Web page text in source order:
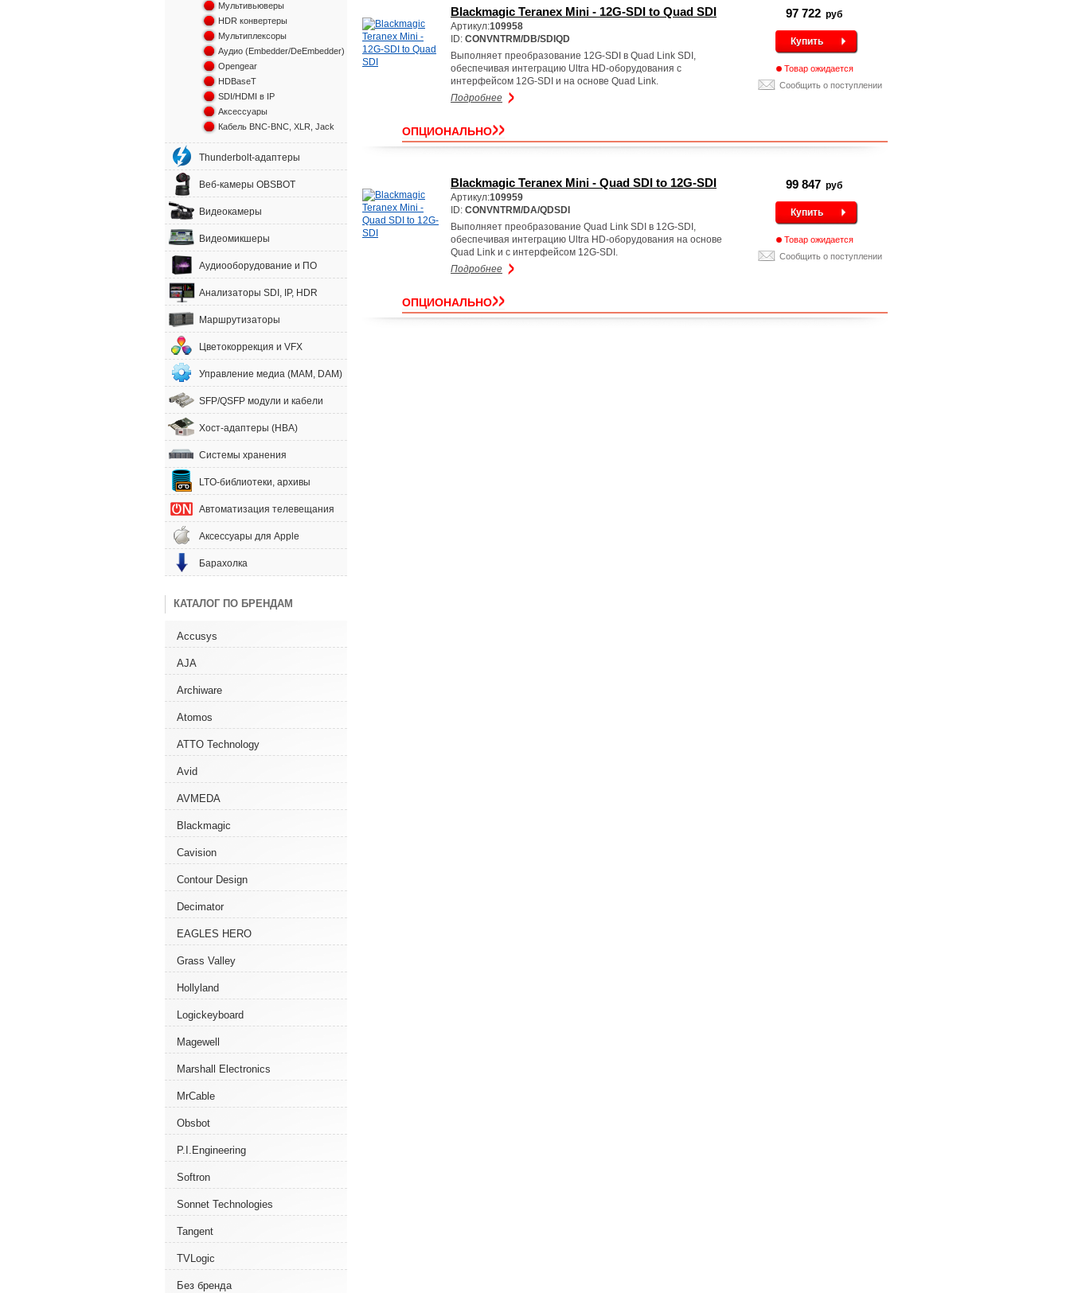
Мультивьюверы
HDR конвертеры
Мультиплексоры
Аудио (Embedder/DeEmbedder)
Opengear
HDBaseT
SDI/HDMI в IP
Аксессуары
Кабель BNC-BNC, XLR, Jack
Thunderbolt-адаптеры
Веб-камеры OBSBOT
Видеокамеры
Видеомикшеры
Аудиооборудование и ПО
Анализаторы SDI, IP, HDR
Маршрутизаторы
Цветокоррекция и VFX
Управление медиа (MAM, DAM)
SFP/QSFP модули и кабели
Хост-адаптеры (HBA)
Системы хранения
LTO-библиотеки, архивы
Автоматизация телевещания
Аксессуары для Apple
Барахолка
КАТАЛОГ ПО БРЕНДАМ
Accusys
AJA
Archiware
Atomos
ATTO Technology
Avid
AVMEDA
Blackmagic
Cavision
Contour Design
Decimator
EAGLES HERO
Grass Valley
Hollyland
Logickeyboard
Magewell
Marshall Electronics
MrCable
Obsbot
P.I.Engineering
Softron
Sonnet Technologies
Tangent
TVLogic
Без бренда
Blackmagic Teranex Mini - 12G-SDI to Quad SDI
Артикул:109958
ID: CONVNTRM/DB/SDIQD
Выполняет преобразование 12G-SDI в Quad Link SDI,
обеспечивая интеграцию Ultra HD-оборудования с
интерфейсом 12G-SDI и на основе Quad Link.
Подробнее
97 722 руб
Купить
Товар ожидается
Сообщить о поступлении
ОПЦИОНАЛЬНО
Blackmagic Teranex Mini - Quad SDI to 12G-SDI
Артикул:109959
ID: CONVNTRM/DA/QDSDI
Выполняет преобразование Quad Link SDI в 12G-SDI,
обеспечивая интеграцию Ultra HD-оборудования на основе
Quad Link и с интерфейсом 12G-SDI.
Подробнее
99 847 руб
Купить
Товар ожидается
Сообщить о поступлении
ОПЦИОНАЛЬНО